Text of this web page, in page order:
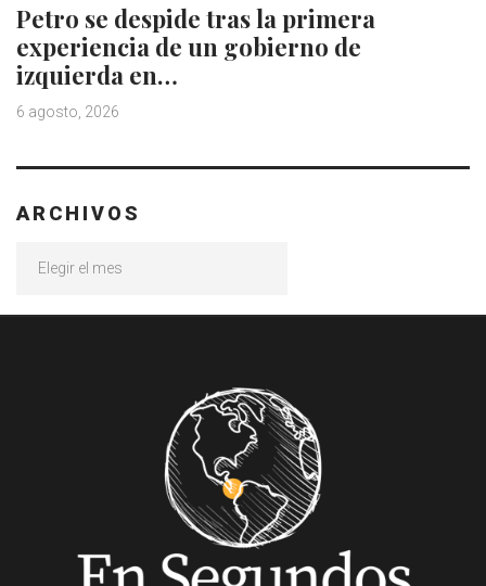
Petro se despide tras la primera
experiencia de un gobierno de
izquierda en…
6 agosto, 2026
ARCHIVOS